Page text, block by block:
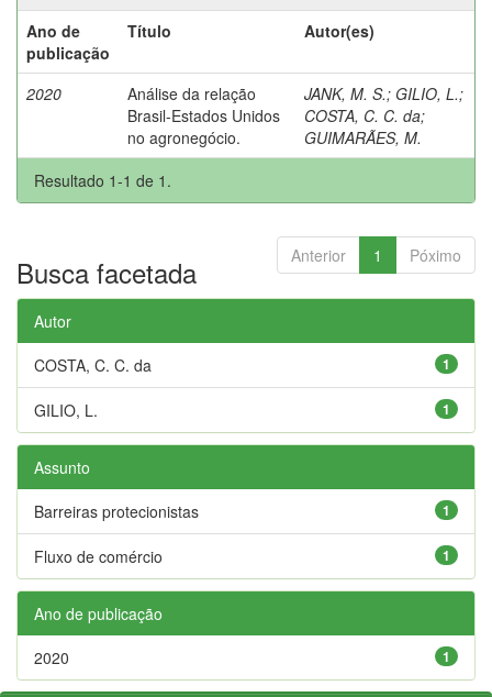
Ano de
publicação
Título Autor(es)
2020
Análise da relação
Brasil-Estados Unidos
no agronegócio.
JANK, M. S.; GILIO, L.;
COSTA, C. C. da;
GUIMARÃES, M.
Resultado 1-1 de 1.
Anterior 1 Póximo
Busca facetada
Autor
1
COSTA, C. C. da
1
GILIO, L.
Assunto
1
Barreiras protecionistas
1
Fluxo de comércio
Ano de publicação
1
2020